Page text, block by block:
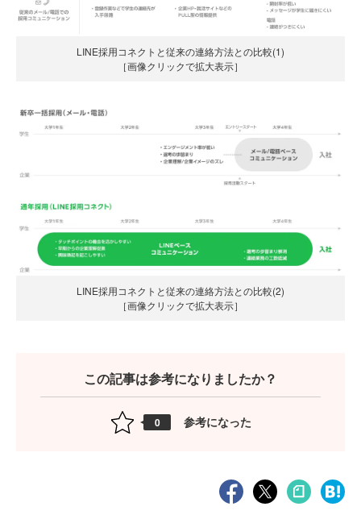
LINE採用コネクトと従来の連絡方法との比較(1)
［画像クリックで拡大表示］
LINE採用コネクトと従来の連絡方法との比較(2)
［画像クリックで拡大表示］
この記事は参考になりましたか？
0 参考になった